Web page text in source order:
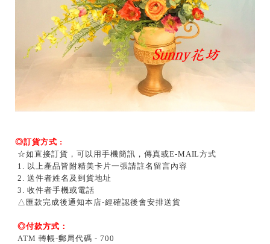
◎訂貨方式 :
☆如直接訂貨，可以用手機簡訊，傳真或E-MAIL方式
1. 以上產品皆附精美卡片一張請註名留言內容
2. 送件者姓名及到貨地址
3. 收件者手機或電話
△匯款完成後通知本店-經確認後會安排送貨
◎付款方式：
ATM 轉帳-郵局代碼 - 700